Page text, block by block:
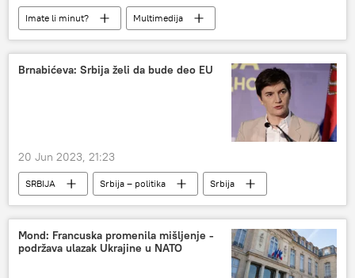
Imate li minut? Multimedija
Brnabićeva: Srbija želi da bude deo EU
20 Jun 2023, 21:23
SRBIJA Srbija – politika
Srbija
Politika
Ana Brnabić
Mond: Francuska promenila mišljenje -
podržava ulazak Ukrajine u NATO